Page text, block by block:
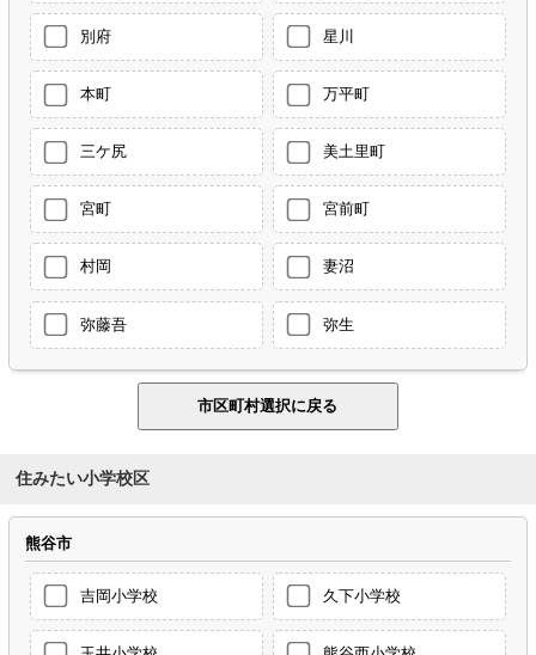
別府 星川
本町 万平町
三ケ尻 美土里町
宮町 宮前町
村岡 妻沼
弥藤吾 弥生
住みたい小学校区
熊谷市
吉岡小学校 久下小学校